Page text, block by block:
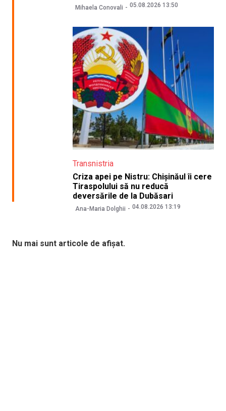
Mihaela Conovali 05.08.2026 13:50
Transnistria
Criza apei pe Nistru: Chișinăul îi cere
Tiraspolului să nu reducă
deversările de la Dubăsari
Ana-Maria Dolghii 04.08.2026 13:19
Nu mai sunt articole de afișat.